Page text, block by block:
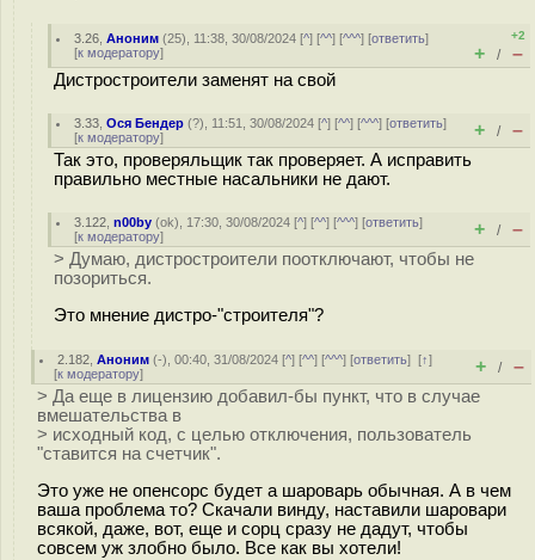
3.26 ,Аноним (25), 11:38, 30/08/2024 [^] [^^] [^^^] [ответить]
[к модератору]
+2
+ / –
Дистростроители заменят на свой
3.33 ,Ося Бендер (?), 11:51, 30/08/2024 [^] [^^] [^^^] [ответить]
[к модератору] + / –
Так это, проверяльщик так проверяет. А исправить
правильно местные насальники не дают.
3.122 ,n00by (ok), 17:30, 30/08/2024 [^] [^^] [^^^] [ответить]
[к модератору] + / –
> Думаю, дистростроители поотключают, чтобы не
позориться.
Это мнение дистро-"строителя"?
2.182 ,Аноним (-), 00:40, 31/08/2024 [^] [^^] [^^^] [ответить][↑]
[к модератору] + / –
> Да еще в лицензию добавил-бы пункт, что в случае
вмешательства в
> исходный код, с целью отключения, пользователь
"ставится на счетчик".
Это уже не опенсорс будет а шароварь обычная. А в чем
ваша проблема то? Скачали винду, наставили шаровари
всякой, даже, вот, еще и сорц сразу не дадут, чтобы
совсем уж злобно было. Все как вы хотели!